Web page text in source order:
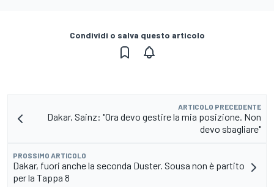
Condividi o salva questo articolo
ARTICOLO PRECEDENTE
Dakar, Sainz: "Ora devo gestire la mia posizione. Non
devo sbagliare"
PROSSIMO ARTICOLO
Dakar, fuori anche la seconda Duster. Sousa non è partito
per la Tappa 8